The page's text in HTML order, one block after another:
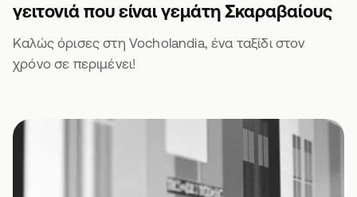
γειτονιά που είναι γεμάτη Σκαραβαίους
Καλώς όρισες στη Vocholandia, ένα ταξίδι στον
χρόνο σε περιμένει!